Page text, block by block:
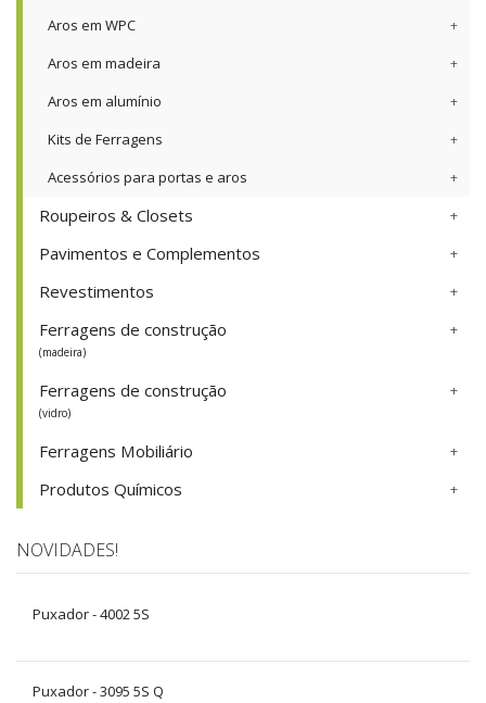
Aros em WPC
Aros em madeira
Aros em alumínio
Kits de Ferragens
Acessórios para portas e aros
Roupeiros & Closets
Pavimentos e Complementos
Revestimentos
Ferragens de construção
(madeira)
Ferragens de construção
(vidro)
Ferragens Mobiliário
Produtos Químicos
NOVIDADES!
Puxador - 4002 5S
Puxador - 3095 5S Q